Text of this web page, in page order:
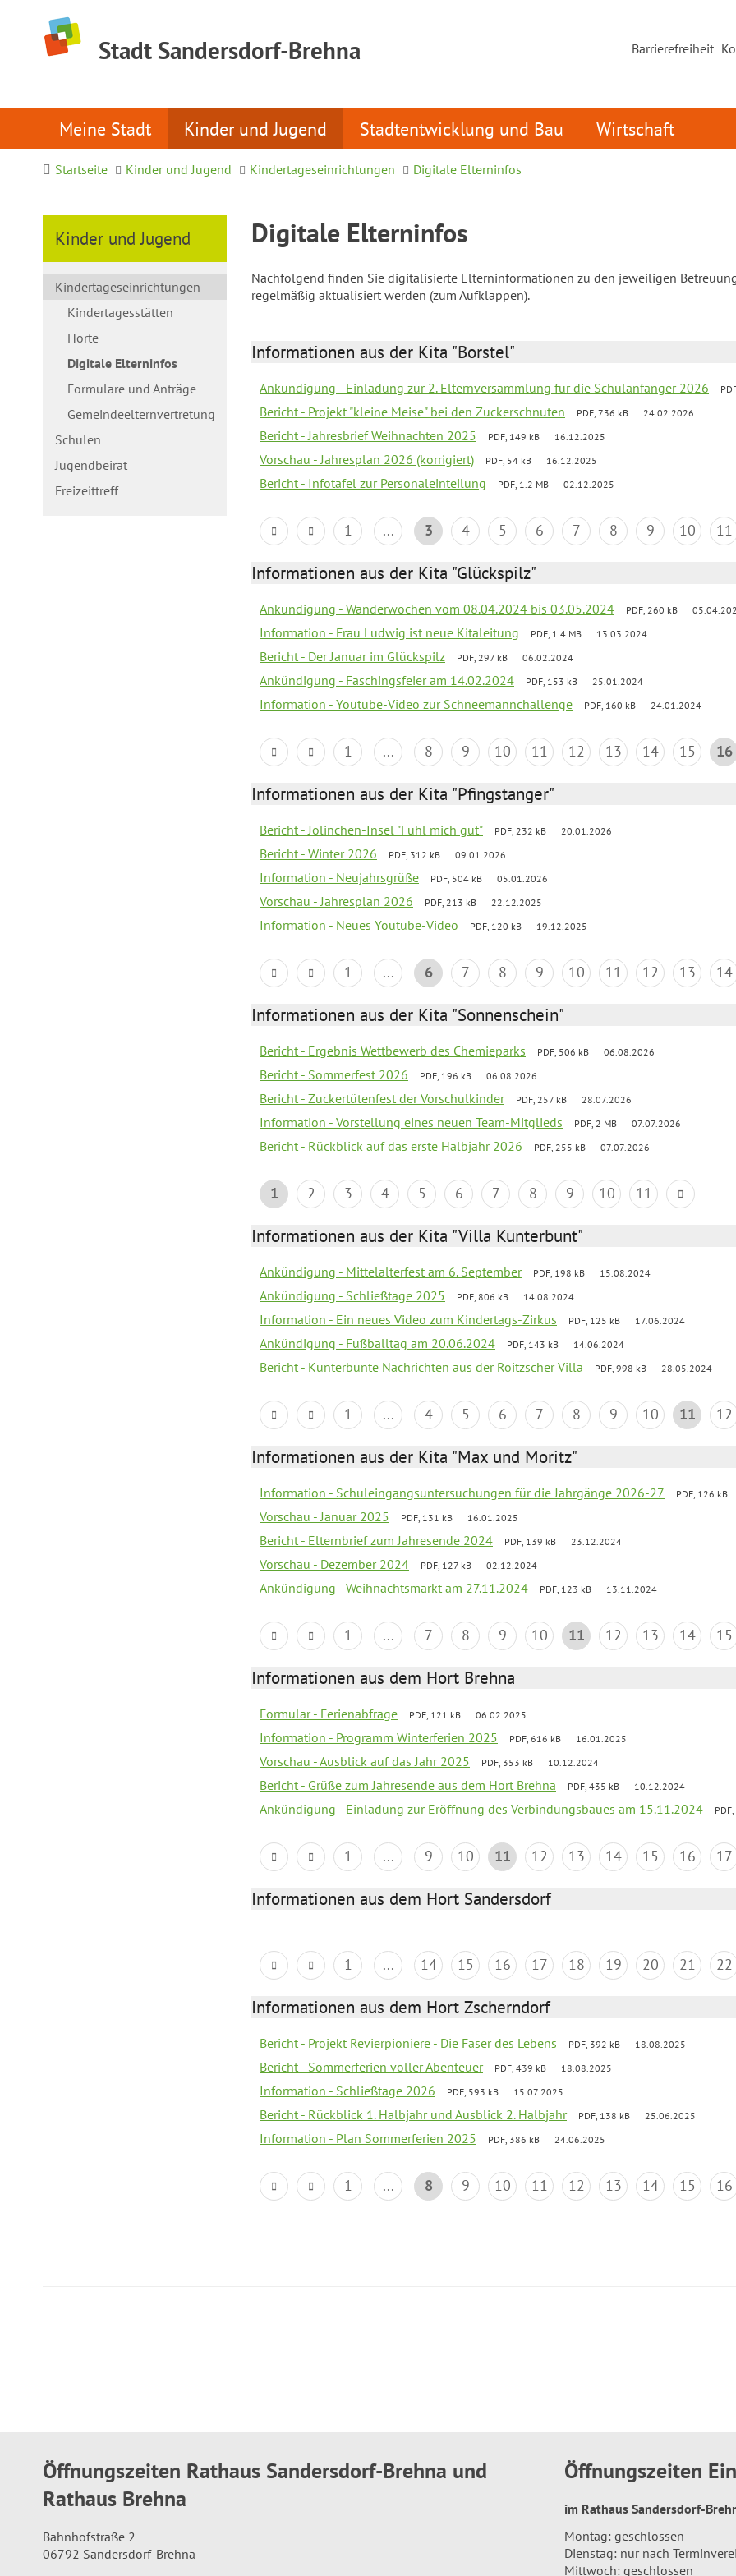
Stadt Sandersdorf-Brehna Barrierefreiheit
Meine Stadt Kinder und Jugend Stadtentwicklung und Bau Wirtschaft
Startseite Kinder und Jugend Kindertageseinrichtungen Digitale Elterninfos
Kinder und Jugend
Kindertageseinrichtungen
Kindertagesstätten
Horte
Digitale Elterninfos
Formulare und Anträge
Gemeindeelternvertretung
Schulen
Jugendbeirat
Freizeittreff
Digitale Elterninfos
Nachfolgend finden Sie digitalisierte Elterninformationen zu den jeweiligen
regelmäßig aktualisiert werden (zum Aufklappen).
Informationen aus der Kita "Borstel"
Ankündigung - Einladung zur 2. Elternversammlung für die Schulanfänger 2026
Bericht - Projekt "kleine Meise" bei den Zuckerschnuten PDF, 736 kB 24.02.2026
Bericht - Jahresbrief Weihnachten 2025 PDF, 149 kB 16.12.2025
Vorschau - Jahresplan 2026 (korrigiert) PDF, 54 kB 16.12.2025
Bericht - Infotafel zur Personaleinteilung PDF, 1.2 MB 02.12.2025
1 ... 3 4 5 6 7 8 9 10 11
Informationen aus der Kita "Glückspilz"
Ankündigung - Wanderwochen vom 08.04.2024 bis 03.05.2024 PDF, 260 kB
Information - Frau Ludwig ist neue Kitaleitung PDF, 1.4 MB 13.03.2024
Bericht - Der Januar im Glückspilz PDF, 297 kB 06.02.2024
Ankündigung - Faschingsfeier am 14.02.2024 PDF, 153 kB 25.01.2024
Information - Youtube-Video zur Schneemannchallenge PDF, 160 kB 24.01.2024
1 ... 8 9 10 11 12 13 14 15 16
Informationen aus der Kita "Pfingstanger"
Bericht - Jolinchen-Insel "Fühl mich gut" PDF, 232 kB 20.01.2026
Bericht - Winter 2026 PDF, 312 kB 09.01.2026
Information - Neujahrsgrüße PDF, 504 kB 05.01.2026
Vorschau - Jahresplan 2026 PDF, 213 kB 22.12.2025
Information - Neues Youtube-Video PDF, 120 kB 19.12.2025
1 ... 6 7 8 9 10 11 12 13 14
Informationen aus der Kita "Sonnenschein"
Bericht - Ergebnis Wettbewerb des Chemieparks PDF, 506 kB 06.08.2026
Bericht - Sommerfest 2026 PDF, 196 kB 06.08.2026
Bericht - Zuckertütenfest der Vorschulkinder PDF, 257 kB 28.07.2026
Information - Vorstellung eines neuen Team-Mitglieds PDF, 2 MB 07.07.2026
Bericht - Rückblick auf das erste Halbjahr 2026 PDF, 255 kB 07.07.2026
1 2 3 4 5 6 7 8 9 10 11
Informationen aus der Kita "Villa Kunterbunt"
Ankündigung - Mittelalterfest am 6. September PDF, 198 kB 15.08.2024
Ankündigung - Schließtage 2025 PDF, 806 kB 14.08.2024
Information - Ein neues Video zum Kindertags-Zirkus PDF, 125 kB 17.06.2024
Ankündigung - Fußballtag am 20.06.2024 PDF, 143 kB 14.06.2024
Bericht - Kunterbunte Nachrichten aus der Roitzscher Villa PDF, 998 kB 28.05.2024
1 ... 4 5 6 7 8 9 10 11 12
Informationen aus der Kita "Max und Moritz"
Information - Schuleingangsuntersuchungen für die Jahrgänge 2026-27 PDF, 126 kB
Vorschau - Januar 2025 PDF, 131 kB 16.01.2025
Bericht - Elternbrief zum Jahresende 2024 PDF, 139 kB 23.12.2024
Vorschau - Dezember 2024 PDF, 127 kB 02.12.2024
Ankündigung - Weihnachtsmarkt am 27.11.2024 PDF, 123 kB 13.11.2024
1 ... 7 8 9 10 11 12 13 14 15
Informationen aus dem Hort Brehna
Formular - Ferienabfrage PDF, 121 kB 06.02.2025
Information - Programm Winterferien 2025 PDF, 616 kB 16.01.2025
Vorschau - Ausblick auf das Jahr 2025 PDF, 353 kB 10.12.2024
Bericht - Grüße zum Jahresende aus dem Hort Brehna PDF, 435 kB 10.12.2024
Ankündigung - Einladung zur Eröffnung des Verbindungsbaues am 15.11.2024
1 ... 9 10 11 12 13 14 15 16 17
Informationen aus dem Hort Sandersdorf
1 ... 14 15 16 17 18 19 20 21 22
Informationen aus dem Hort Zscherndorf
Bericht - Projekt Revierpioniere - Die Faser des Lebens PDF, 392 kB 18.08.2025
Bericht - Sommerferien voller Abenteuer PDF, 439 kB 18.08.2025
Information - Schließtage 2026 PDF, 593 kB 15.07.2025
Bericht - Rückblick 1. Halbjahr und Ausblick 2. Halbjahr PDF, 138 kB 25.06.2025
Information - Plan Sommerferien 2025 PDF, 386 kB 24.06.2025
1 ... 8 9 10 11 12 13 14 15 16
Öffnungszeiten Rathaus Sandersdorf-Brehna und
Rathaus Brehna
Bahnhofstraße 2
06792 Sandersdorf-Brehna
Öffnungszeiten
im Rathaus Sandersdorf-
Montag: geschlossen
Dienstag: nur nach
Mittwoch: geschlossen